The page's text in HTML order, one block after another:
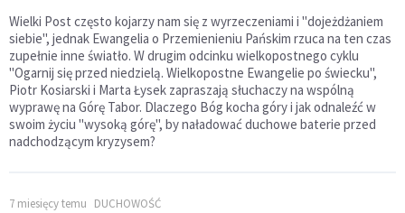
Wielki Post często kojarzy nam się z wyrzeczeniami i "dojeżdżaniem
siebie", jednak Ewangelia o Przemienieniu Pańskim rzuca na ten czas
zupełnie inne światło. W drugim odcinku wielkopostnego cyklu
"Ogarnij się przed niedzielą. Wielkopostne Ewangelie po świecku",
Piotr Kosiarski i Marta Łysek zapraszają słuchaczy na wspólną
wyprawę na Górę Tabor. Dlaczego Bóg kocha góry i jak odnaleźć w
swoim życiu "wysoką górę", by naładować duchowe baterie przed
nadchodzącym kryzysem?
7 miesięcy temu DUCHOWOŚĆ